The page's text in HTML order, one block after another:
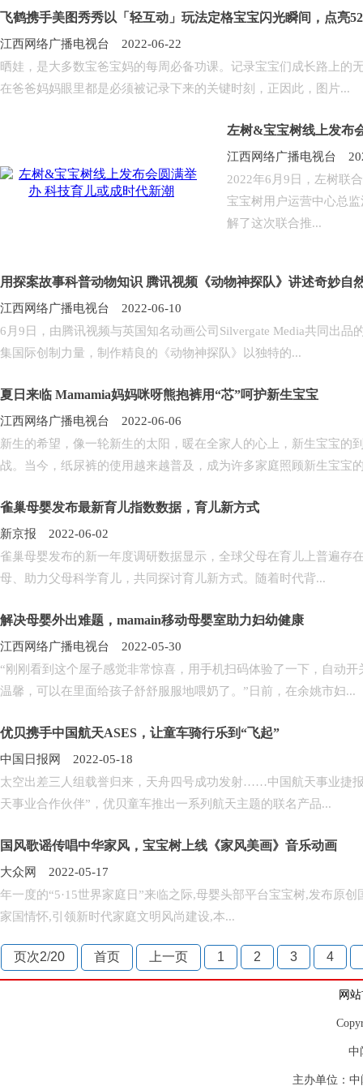
飞鹤携手美图秀秀以「轻互动」玩法定格宝宝闪光瞬间，点亮
江西网络广播电视台 2022-06-22
晒娃，是大多数宝爸宝妈的每周必备功课。记录宝宝们成长路上
在爸爸妈妈眼里都是必须被记录下来的关键时刻，正因此，图片...
左树&宝宝树线上发布
江西网络广播电视台
2022年6月9日，左树联
宝宝树用户运营中心总
解了这次联合推...
用探案故事科普动物知识 腾讯视频《动物神探队》讲述奇妙自
江西网络广播电视台 2022-06-10
6月9日，由腾讯视频与英国知名动画公司Silvergate Media共同出
集国际创制力量，制作精良的《动物神探队》以独特的...
夏日来临 Mamamia妈妈咪呀熊抱裤用“芯”呵护新生宝宝
江西网络广播电视台 2022-06-06
新生的希望，像一轮新生的太阳，暖在全家人的心上，新生宝宝的
战。当今，纸尿裤的使用越来越普及，成为许多家庭照顾新生宝宝
雀巢母婴发布最新育儿指数数据，育儿新方式
新京报 2022-06-02
雀巢母婴发布的新一年度调研数据显示，全球父母在育儿上普遍存
母、助力父母科学育儿，共同探讨育儿新方式。随着时代背...
解决母婴外出难题，mamain移动母婴室助力妇幼健康
江西网络广播电视台 2022-05-30
“刚刚看到这个屋子感觉非常惊喜，用手机扫码体验了一下，自动
温馨，可以在里面给孩子舒舒服服地喂奶了。”日前，在余姚市妇...
优贝携手中国航天ASES，让童车骑行乐到“飞起”
中国日报网 2022-05-18
太空出差三人组载誉归来，天舟四号成功发射……中国航天事业捷
天事业合作伙伴”，优贝童车推出一系列航天主题的联名产品...
国风歌谣传唱中华家风，宝宝树上线《家风美画》音乐动画
大众网 2022-05-17
年一度的“5·15世界家庭日”来临之际,母婴头部平台宝宝树,发布原
家国情怀,引领新时代家庭文明风尚建设,本...
页次2/20 首页 上一页 1 2 3 4
网
中
主办单位：